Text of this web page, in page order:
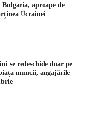
aproape de
Ucrainei
se redeschide doar pe
muncii, angajările –